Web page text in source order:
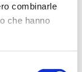
combinarle
che hanno